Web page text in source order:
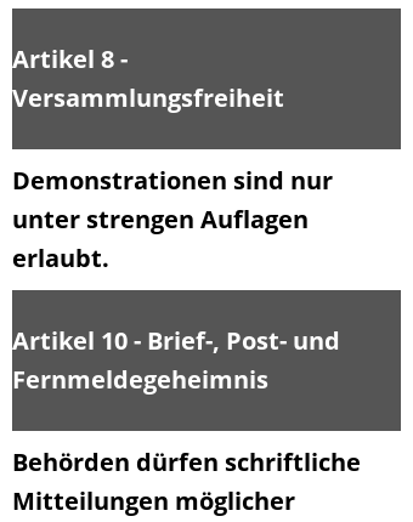
Artikel 8 -
Versammlungsfreiheit
Demonstrationen sind nur
unter strengen Auflagen
erlaubt.
Artikel 10 - Brief-, Post- und
Fernmeldegeheimnis
Behörden dürfen schriftliche
Mitteilungen möglicher